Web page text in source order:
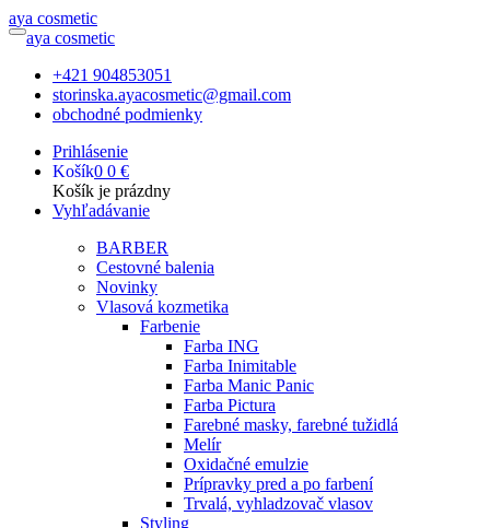
aya cosmetic
aya cosmetic
+421 904853051
storinska.ayacosmetic@gmail.com
obchodné podmienky
Prihlásenie
Košík0 0 €
Košík je prázdny
Vyhľadávanie
BARBER
Cestovné balenia
Novinky
Vlasová kozmetika
Farbenie
Farba ING
Farba Inimitable
Farba Manic Panic
Farba Pictura
Farebné masky, farebné tužidlá
Melír
Oxidačné emulzie
Prípravky pred a po farbení
Trvalá, vyhladzovač vlasov
Styling